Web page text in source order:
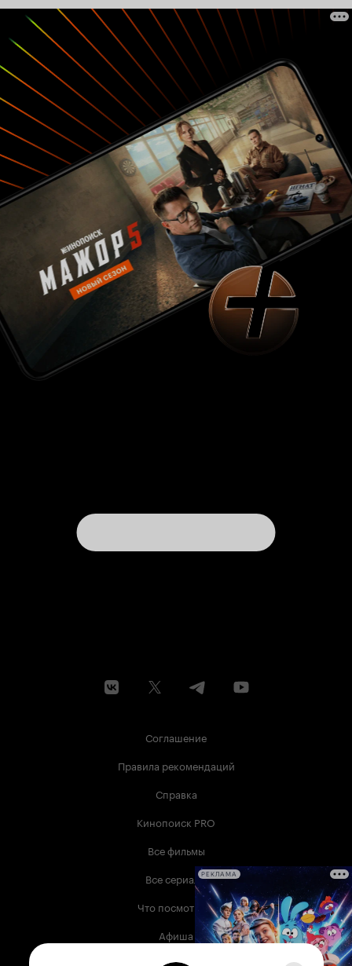
Соглашение
Правила рекомендаций
Справка
Кинопоиск PRO
Все фильмы
Все сериалы
Что посмотреть
Афиша
Музыка
РЕКЛАМА